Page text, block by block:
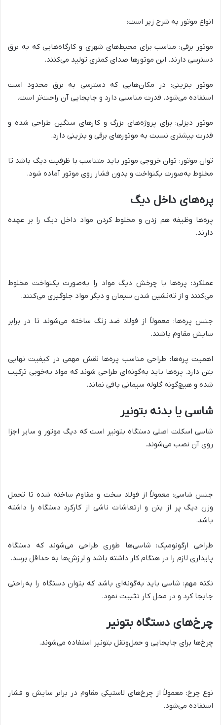
انواع موتور به شرح زیر است:
موتور برقی: مناسب برای محیط‌های شهری و کارگاه‌هایی که به برق
دسترسی دارند. این موتورها صدای کمتری تولید می‌کنند.
موتور بنزینی: در مکان‌هایی که دسترسی به برق محدود است
استفاده می‌شود. قدرت مناسبی دارد و جابجایی آن راحت‌تر است.
موتور دیزلی: برای پروژه‌های بزرگ و کارهای سنگین طراحی شده و
قدرت بیشتری نسبت به موتورهای برقی و بنزینی دارد.
توان موتور: توان خروجی موتور باید متناسب با ظرفیت دیگ باشد تا
مخلوط به‌صورت یکنواخت و بدون فشار روی موتور آماده شود.
پره‌های داخل دیگ
پره‌ها وظیفه هم زدن و مخلوط کردن مواد داخل دیگ را بر عهده
دارند.
عملکرد: پره‌ها با چرخش دیگ مواد را به‌صورت یکنواخت مخلوط
می‌کنند و از ته‌نشین شدن سیمان و دیگر مواد جلوگیری می‌کنند.
جنس پره‌ها: معمولاً از فولاد ضد زنگ ساخته می‌شوند تا در برابر
سایش مقاوم باشند.
اهمیت پره‌ها: طراحی مناسب پره‌ها نقش مهمی در کیفیت نهایی
بتن دارد. پره‌ها باید به‌گونه‌ای طراحی شوند که مواد به‌خوبی ترکیب
شده و هیچ‌گونه گلوله سیمانی باقی نماند.
شاسی یا بدنه بتونیر
شاسی اسکلت اصلی دستگاه بتونیر است که دیگ موتور و سایر اجزا
روی آن نصب می‌شوند.
جنس شاسی: معمولاً از فولاد سخت و مقاوم ساخته شده تا تحمل
وزن دیگ پر از بتن و ارتعاشات ناشی از کارکرد دستگاه را داشته
باشد.
طراحی ارگونومیک: شاسی‌ها طوری طراحی می‌شوند که دستگاه
پایداری لازم را در هنگام کار داشته باشد و لرزش‌ها به حداقل برسد.
نکته مهم: شاسی باید به‌گونه‌ای باشد که بتوان دستگاه را به‌راحتی
جابجا کرد و در محل کار تثبیت نمود.
چرخ‌های دستگاه بتونیر
چرخ‌ها برای جابجایی و حمل‌ونقل بتونیر استفاده می‌شوند.
نوع چرخ: معمولاً از چرخ‌های لاستیکی مقاوم در برابر سایش و فشار
استفاده می‌شود.